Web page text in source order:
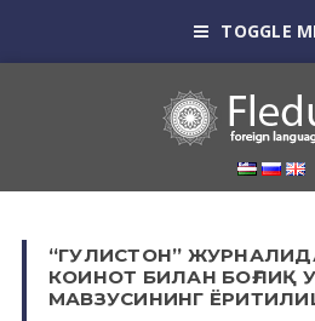
TOGGLE
“ГУЛИСТОН”
КОИНОТ БИЛАН БОҒЛИҚ
МАВЗУСИНИНГ